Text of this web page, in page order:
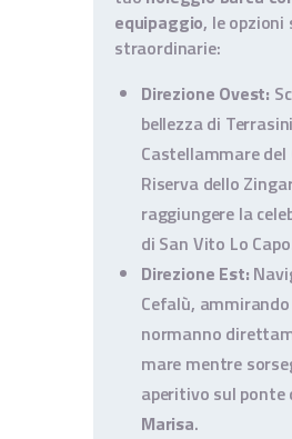
equipaggio, le opzioni
straordinarie:
Direzione Ovest:
bellezza di
Castellammare del
Riserva dello
raggiungere la
di San Vito Lo
Direzione Est:
Cefalù,
normanno
mare mentre
aperitivo sul ponte
Marisa.